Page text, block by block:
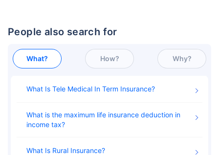
People also search for
What? How? Why?
What Is Tele Medical In Term Insurance
What is the maximum life insurance deduction in
income tax
What Is Rural Insurance